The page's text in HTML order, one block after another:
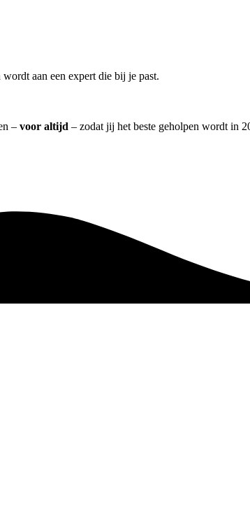
wordt aan een expert die bij je past.
– voor altijd – zodat jij het beste geholpen wordt in